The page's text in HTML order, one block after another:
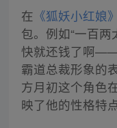
在 《狐妖小红娘》
包。例如“一百
快就还钱了啊——
霸道总裁形象的
方月初这个角色
映了他的性格特